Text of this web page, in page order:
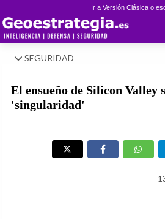
Ir a Versión Clásica o
SEGURIDAD
El ensueño de Silicon Valley
'singularidad'